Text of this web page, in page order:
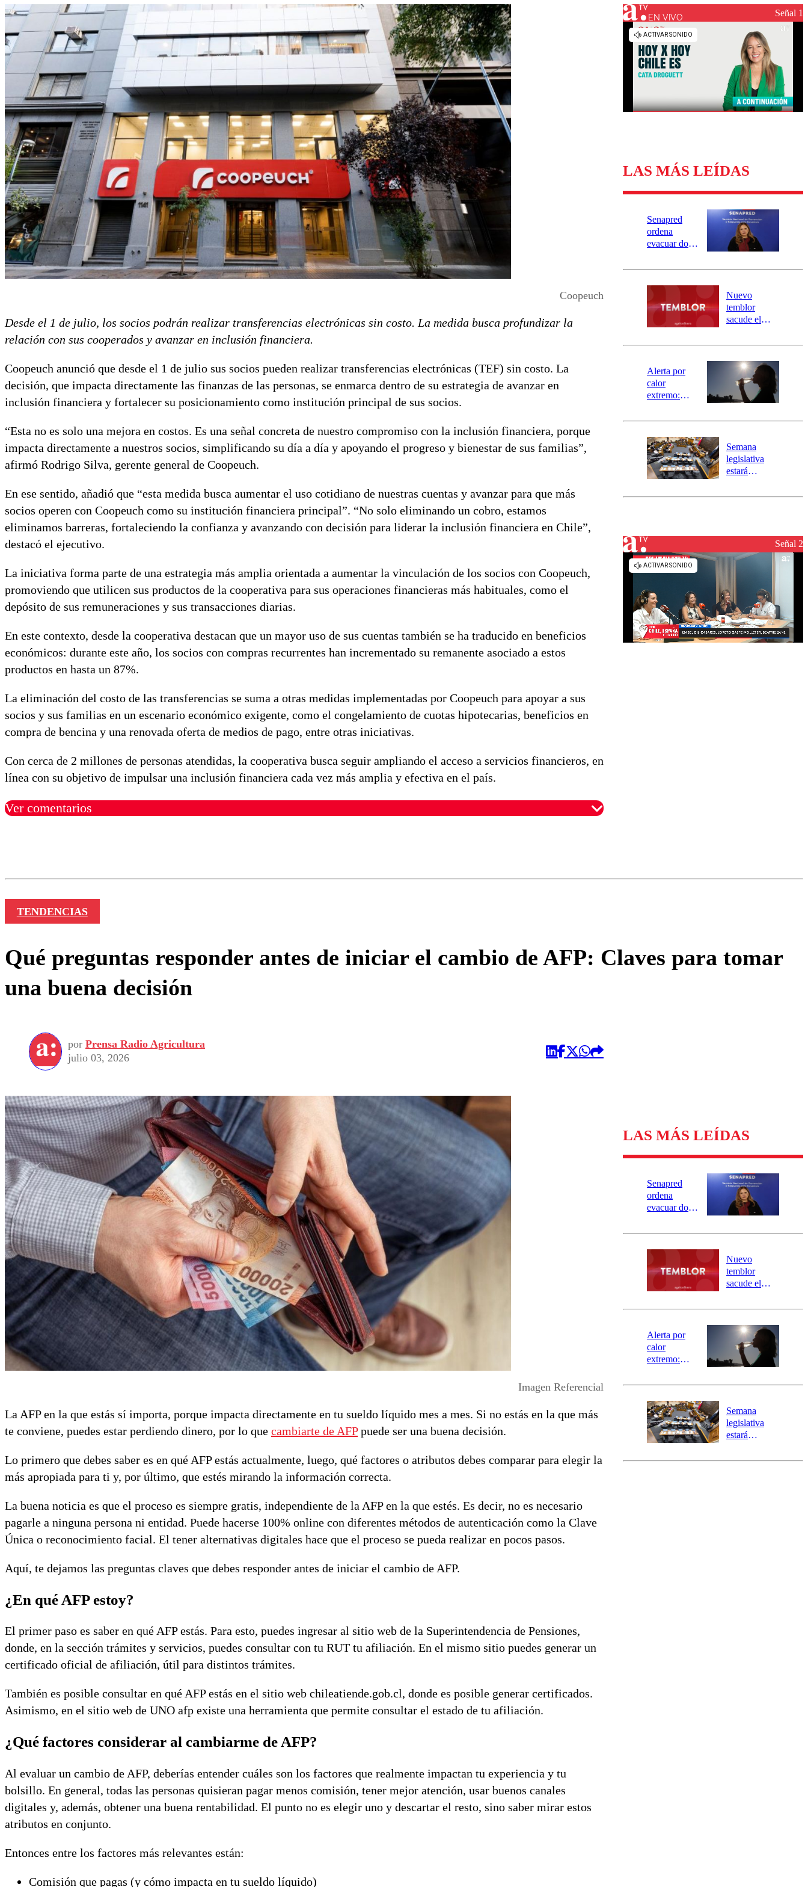
Universidad de Chile
Sustentabilidad
Coopeuch
Desde el 1 de julio, los socios podrán realizar transferencias electrónicas sin costo. La medida busca profundizar la
relación con sus cooperados y avanzar en inclusión financiera.
Coopeuch anunció que desde el 1 de julio sus socios pueden realizar transferencias electrónicas (TEF) sin costo. La
decisión, que impacta directamente las finanzas de las personas, se enmarca dentro de su estrategia de avanzar en
inclusión financiera y fortalecer su posicionamiento como institución principal de sus socios.
“Esta no es solo una mejora en costos. Es una señal concreta de nuestro compromiso con la inclusión financiera, porque
impacta directamente a nuestros socios, simplificando su día a día y apoyando el progreso y bienestar de sus familias”,
afirmó Rodrigo Silva, gerente general de Coopeuch.
En ese sentido, añadió que “esta medida busca aumentar el uso cotidiano de nuestras cuentas y avanzar para que más
socios operen con Coopeuch como su institución financiera principal”. “No solo eliminando un cobro, estamos
eliminamos barreras, fortaleciendo la confianza y avanzando con decisión para liderar la inclusión financiera en Chile”,
destacó el ejecutivo.
La iniciativa forma parte de una estrategia más amplia orientada a aumentar la vinculación de los socios con Coopeuch,
promoviendo que utilicen sus productos de la cooperativa para sus operaciones financieras más habituales, como el
depósito de sus remuneraciones y sus transacciones diarias.
En este contexto, desde la cooperativa destacan que un mayor uso de sus cuentas también se ha traducido en beneficios
económicos: durante este año, los socios con compras recurrentes han incrementado su remanente asociado a estos
productos en hasta un 87%.
La eliminación del costo de las transferencias se suma a otras medidas implementadas por Coopeuch para apoyar a sus
socios y sus familias en un escenario económico exigente, como el congelamiento de cuotas hipotecarias, beneficios en
compra de bencina y una renovada oferta de medios de pago, entre otras iniciativas.
Con cerca de 2 millones de personas atendidas, la cooperativa busca seguir ampliando el acceso a servicios financieros, en
línea con su objetivo de impulsar una inclusión financiera cada vez más amplia y efectiva en el país.
Ver comentarios
EN VIVO Señal 1
LAS MÁS LEÍDAS
Senapred
ordena
evacuar dos
Carahue por
río Damas:
activa
mensajería
SAE
Nuevo
temblor
sacude el
revisa la
epicentro
Alerta por
calor
extremo:
activa Alerta
Preventiva en
tres comunas
Semana
legislativa
estará
el fin de la
reconstrucciónSeñal 2
TENDENCIAS
Qué preguntas responder antes de iniciar el cambio de AFP: Claves para tomar
una buena decisión
por Prensa Radio Agricultura
julio 03, 2026
Imagen Referencial
La AFP en la que estás sí importa, porque impacta directamente en tu sueldo líquido mes a mes. Si no estás en la que más
te conviene, puedes estar perdiendo dinero, por lo que cambiarte de AFPpuede ser una buena decisión.
Lo primero que debes saber es en qué AFP estás actualmente, luego, qué factores o atributos debes comparar para elegir la
más apropiada para ti y, por último, que estés mirando la información correcta.
La buena noticia es que el proceso es siempre gratis, independiente de la AFP en la que estés. Es decir, no es necesario
pagarle a ninguna persona ni entidad. Puede hacerse 100% online con diferentes métodos de autenticación como la Clave
Única o reconocimiento facial. El tener alternativas digitales hace que el proceso se pueda realizar en pocos pasos.
Aquí, te dejamos las preguntas claves que debes responder antes de iniciar el cambio de AFP.
¿En qué AFP estoy?
El primer paso es saber en qué AFP estás. Para esto, puedes ingresar al sitio web de la Superintendencia de Pensiones,
donde, en la sección trámites y servicios, puedes consultar con tu RUT tu afiliación. En el mismo sitio puedes generar un
certificado oficial de afiliación, útil para distintos trámites.
También es posible consultar en qué AFP estás en el sitio web chileatiende.gob.cl, donde es posible generar certificados.
Asimismo, en el sitio web de UNO afp existe una herramienta que permite consultar el estado de tu afiliación.
¿Qué factores considerar al cambiarme de AFP?
Al evaluar un cambio de AFP, deberías entender cuáles son los factores que realmente impactan tu experiencia y tu
bolsillo. En general, todas las personas quisieran pagar menos comisión, tener mejor atención, usar buenos canales
digitales y, además, obtener una buena rentabilidad. El punto no es elegir uno y descartar el resto, sino saber mirar estos
atributos en conjunto.
Entonces entre los factores más relevantes están:
Comisión que pagas (y cómo impacta en tu sueldo líquido)
LAS MÁS LEÍDAS
Senapred
ordena
evacuar dos
Carahue por
río Damas:
activa
mensajería
SAE
Nuevo
temblor
sacude el
revisa la
epicentro
Alerta por
calor
extremo:
activa Alerta
Preventiva en
tres comunas
Semana
legislativa
estará
el fin de la